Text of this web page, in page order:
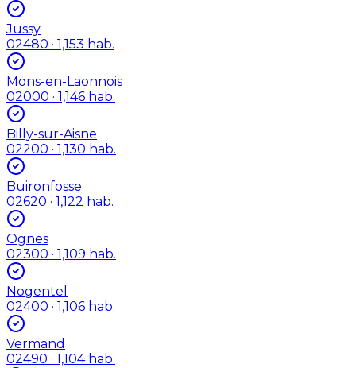
Jussy
02480 · 1,153 hab.
Mons-en-Laonnois
02000 · 1,146 hab.
Billy-sur-Aisne
02200 · 1,130 hab.
Buironfosse
02620 · 1,122 hab.
Ognes
02300 · 1,109 hab.
Nogentel
02400 · 1,106 hab.
Vermand
02490 · 1,104 hab.